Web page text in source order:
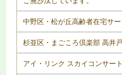
中野区・松が丘高齢者在宅サ
杉並区・まごころ倶楽部 高井戸
アイ・リンク スカイコンサート